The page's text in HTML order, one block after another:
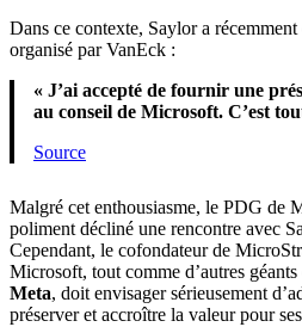
Dans ce contexte, Saylor a
organisé par VanEck :
« J’ai accepté de fournir une
au conseil de Microsoft. C’est
Source
Malgré cet enthousiasme, le PDG de
poliment décliné une rencontre avec
Cependant, le cofondateur de
Microsoft, tout comme d’autres géants
Meta, doit envisager sérieusement
préserver et accroître la valeur pour